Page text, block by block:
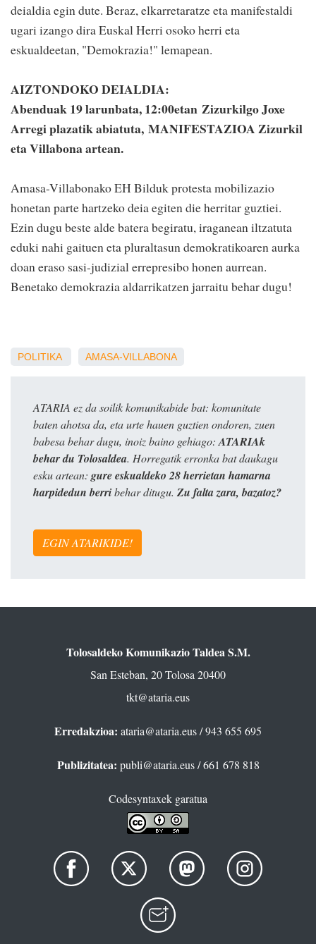
deialdia egin dute. Beraz, elkarretaratze eta manifestaldi
ugari izango dira Euskal Herri osoko herri eta
eskualdeetan, "Demokrazia!" lemapean.
AIZTONDOKO DEIALDIA:
Abenduak 19 larunbata, 12:00etan Zizurkilgo Joxe
Arregi plazatik abiatuta, MANIFESTAZIOA Zizurkil
eta Villabona artean.
Amasa-Villabonako EH Bilduk protesta mobilizazio
honetan parte hartzeko deia egiten die herritar guztiei.
Ezin dugu beste alde batera begiratu, iraganean iltzatuta
eduki nahi gaituen eta pluraltasun demokratikoaren aurka
doan eraso sasi-judizial errepresibo honen aurrean.
Benetako demokrazia aldarrikatzen jarraitu behar dugu!
POLITIKA AMASA-VILLABONA
ATARIA ez da soilik komunikabide bat: komunitate
baten ahotsa da, eta urte hauen guztien ondoren, zuen
babesa behar dugu, inoiz baino gehiago: ATARIAk
behar du Tolosaldea. Horregatik erronka bat daukagu
esku artean: gure eskualdeko 28 herrietan hamarna
harpidedun berribehar ditugu. Zu falta zara, bazatoz?
EGIN ATARIKIDE!
Tolosaldeko Komunikazio Taldea S.M.
San Esteban, 20 Tolosa 20400
tkt@ataria.eus
Erredakzioa: ataria@ataria.eus/ 943 655 695
Publizitatea: publi@ataria.eus/ 661 678 818
Codesyntaxek garatua